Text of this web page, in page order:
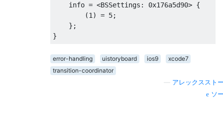
    info = <BSSettings: 0x176a5d90> {
        (1) = 5;
    };
error-handling uistoryboard ios9
xcode7
transition-coordinator
アレックススト
ソ